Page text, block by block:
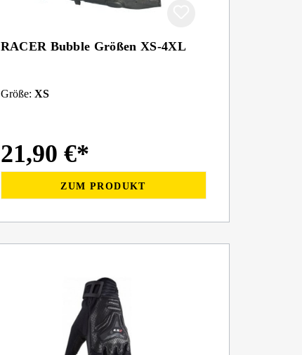
RACER Bubble Größen XS-4XL
Größe: XS
21,90 €*
ZUM PRODUKT